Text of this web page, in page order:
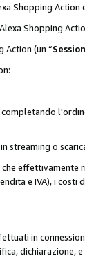
Shopping Action
Shopping
Action (un “
streaming o
effettivamente
e IVA), i
in